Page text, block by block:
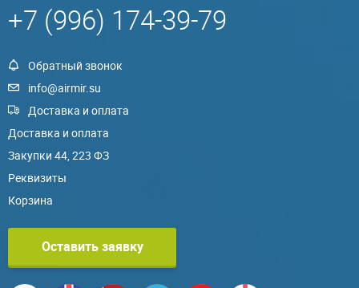
+7 (996) 174-39-79
Обратный звонок
info@airmir.su
Доставка и оплата
Доставка и оплата
Закупки 44, 223 ФЗ
Реквизиты
Корзина
Оставить заявку